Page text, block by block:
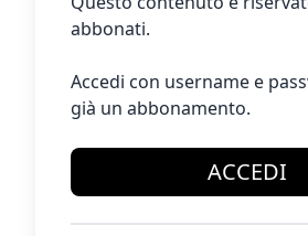
abbonati.
Accedi con username e
già un abbonamento.
ACCEDI